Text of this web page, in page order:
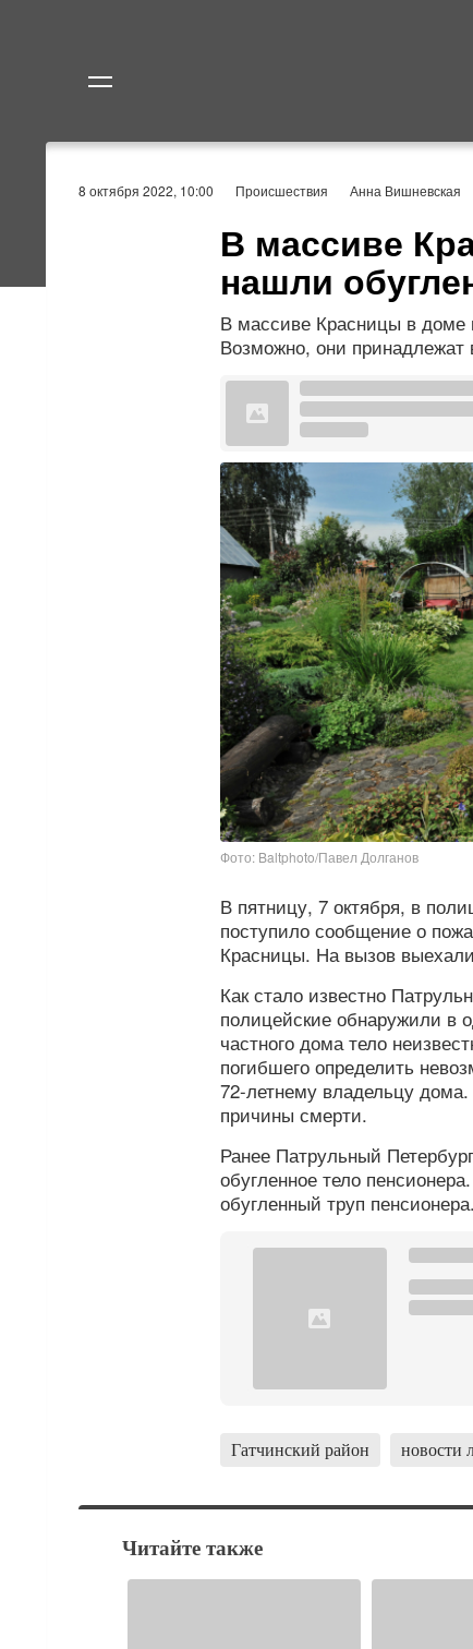
8 октября 2022, 10:00 Происшествия Анна Вишневская
В массиве
нашли
В массиве Красницы в доме
Возможно, они принадлежат
Фото: Baltphoto/Павел Долганов
В пятницу, 7 октября, в
поступило сообщение о
Красницы. На вызов
Как стало известно
полицейские обнаружили в
частного дома тело
погибшего определить
72-летнему владельцу
причины смерти.
Ранее Патрульный
обугленное тело
обугленный труп
Гатчинский район новости
Читайте также